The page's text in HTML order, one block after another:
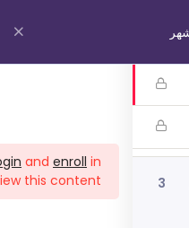
3
and enroll in
this content!